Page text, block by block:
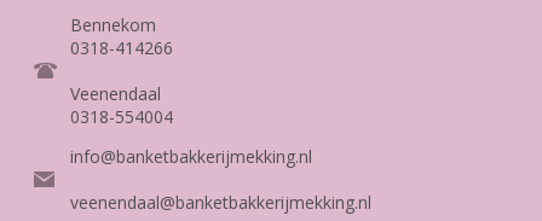
Bennekom
0318-414266
Veenendaal
0318-554004
info@banketbakkerijmekking.nl
veenendaal@banketbakkerijmekking.nl